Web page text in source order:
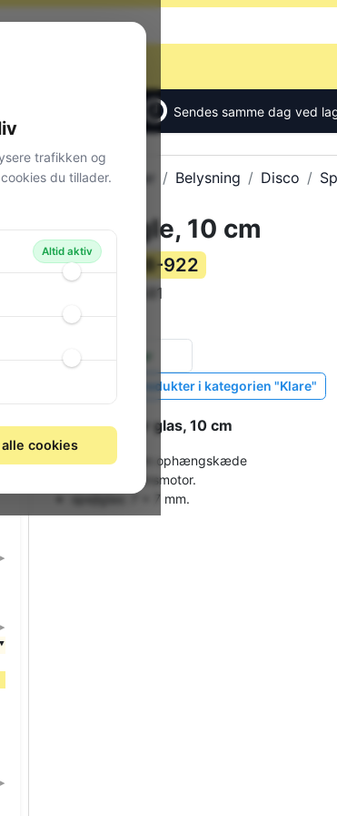
Sendes samme dag ved
Alle produkter Belysning Disco
Spejlkugle, 10 cm
Varenummer: 28-922
S151581
Vægt:336 g
på lager
Vis lignende produkter i kategorien "Klare"
Spejlkugle, klar glas, 10 cm
Leveres uden ophængskæde
Uden rotationsmotor.
spejlglas: 7 x 7 mm.
trafikken og
du tillader.
Altid aktiv
cookies